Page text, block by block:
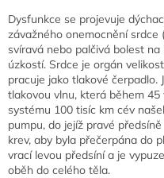
Dysfunkce se projevuje
závažného onemocnění srdce
svíravá nebo palčivá bolest
úzkostí. Srdce je orgán
pracuje jako tlakové čerpadlo.
tlakovou vlnu, která během
systému 100 tisíc km cév
pumpu, do jejíž pravé
krev, aby byla přečerpána do
vrací levou předsíní a je
oběh do celého těla.